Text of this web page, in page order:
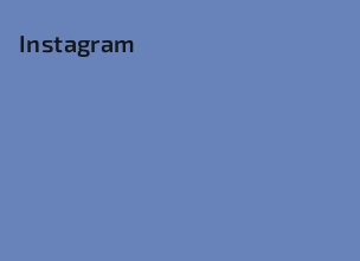
Instagram